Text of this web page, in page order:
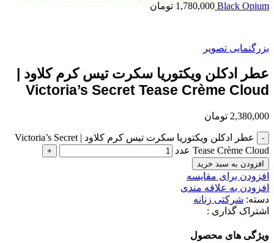
Black Opium
1,780,000 تومان
بزرگنمایی تصویر
عطر ادکلن ویکتوریا سکرت تیس کرم کلاود |
Victoria’s Secret Tease Crème Cloud
2,380,000 تومان
عطر ادکلن ویکتوریا سکرت تیس کرم کلاود | Victoria’s Secret
Tease Crème Cloud عدد
افزودن به سبد خرید
افزودن برای مقایسه
افزودن به علاقه مندی
دسته: شرکتی زنانه
اشتراک گذاری :
ویژگی های محصول